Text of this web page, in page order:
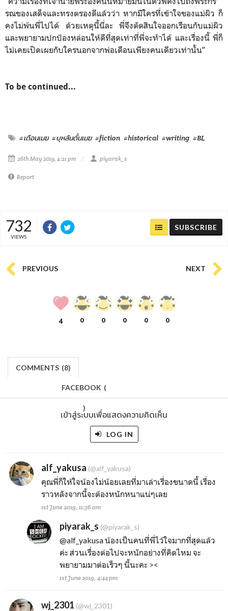
รณของเสด็จและทรงตรองดีแล้วว่า หากมีใครที่เข้าใจของแม่ผิว ก็
คงไม่พ้นพี่ไปได้ ด้วยเหตุนี้นี่ละ พี่จึงตัดสินใจออกเรือนกับแม่ผิว
และพยายามปกป้องหล่อนให้ดีที่สุดเท่าที่พี่จะทำได้ และเรื่องนี้ พี่ก็
ไม่เคยเปิดเผยกับใครนอกจากพ่อเดือนเพียงคนเดียวเท่านั้น”
To be continued...
#เดือนเมฆ #บุหลันดั้นเมฆ #fiction #historical #writing #BL
26th May 2019, 4:21 pm piyarak_s
Report
732
VIEWS
SUBSCRIBE
PREVIOUS NEXT
4 0 0 0 0 0
COMMENTS (8)
FACEBOOK (
)
เข้าสู่ระบบเพื่อแสดงความคิดเห็น
LOG IN
alf_yakusa (@alf_yakusa)
คุณพี่ก็ให้ใจน้องไม่น้อยเลยที่มาเล่าเรื่องขนาดนี้ เรื่อง
ราวหลังจากนี้จะต้องหนักหนาแน่ๆเลย
1st June 2019, 11:36 am
piyarak_s (@piyarak_s)
@alf_yakusaน้องเป็นคนที่พี่ไว้ใจมากที่สุดแล้ว
ค่ะ ส่วนเรื่องต่อไปจะหนักอย่างที่คิดไหม จะ
พยายามมาต่อเร็วๆ นี้นะคะ ><
1st June 2019, 4:44 pm
wj_2301 (@wj_2301)